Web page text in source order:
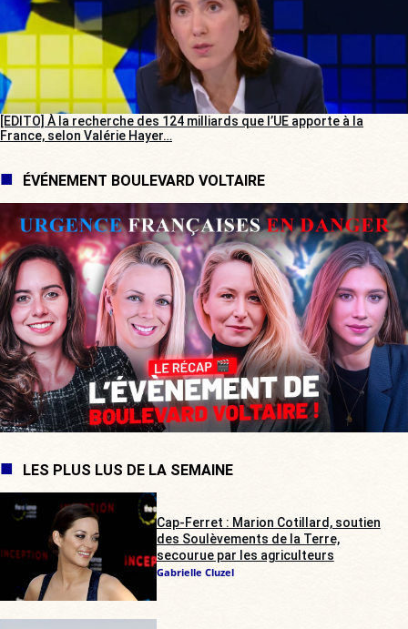
[EDITO] À la recherche des 124 milliards que l’UE apporte à la
France, selon Valérie Hayer…
ÉVÉNEMENT BOULEVARD VOLTAIRE
LES PLUS LUS DE LA SEMAINE
Cap-Ferret : Marion Cotillard, soutien
des Soulèvements de la Terre,
secourue par les agriculteurs
Gabrielle Cluzel